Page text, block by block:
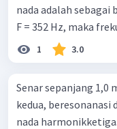
nada adalah sebagai berikut : Jika
F = 352 Hz, maka
1 3.0
Senar sepanjang 1,0
kedua,
nada